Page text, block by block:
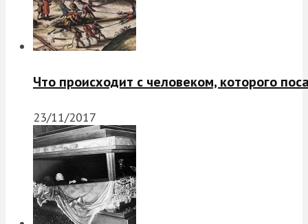
Что происходит с человеком, которого
23/11/2017